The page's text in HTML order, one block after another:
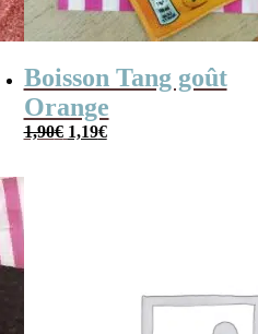
Boisson Tang goût
Orange
1,90€ Le
prix
1,19€Le
prix